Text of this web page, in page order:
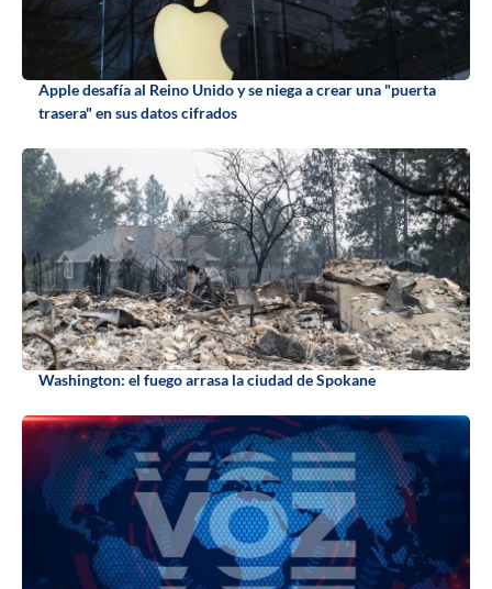
Apple desafía al Reino Unido y se niega a crear una "puerta
trasera" en sus datos cifrados
Washington: el fuego arrasa la ciudad de Spokane